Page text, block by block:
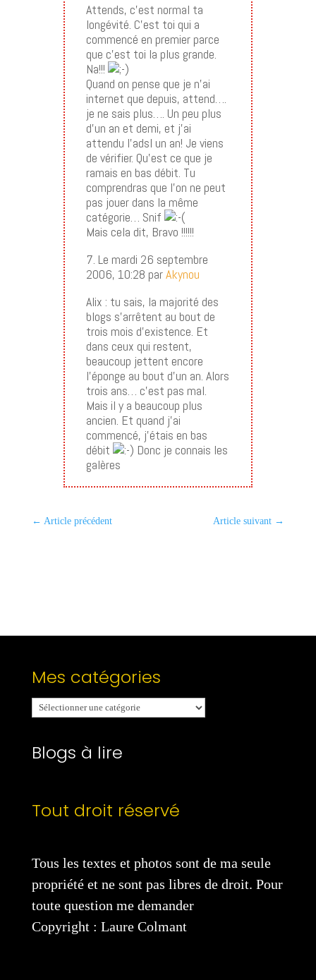
Attends, c’est normal ta
longévité. C’est toi qui a
commencé en premier parce
que c’est toi la plus grande.
Na!!!
Quand on pense que je n’ai
internet que depuis, attend….
je ne sais plus…. Un peu plus
d’un an et demi, et j’ai
attendu l’adsl un an! Je viens
de vérifier. Qu’est ce que je
ramais en bas débit. Tu
comprendras que l’on ne peut
pas jouer dans la même
catégorie… Snif
Mais cela dit, Bravo !!!!!!
7. Le mardi 26 septembre
2006, 10:28 parAkynou
Alix : tu sais, la majorité des
blogs s’arrêtent au bout de
trois mois d’existence. Et
dans ceux qui restent,
beaucoup jettent encore
l’éponge au bout d’un an. Alors
trois ans… c’est pas mal.
Mais il y a beaucoup plus
ancien. Et quand j’ai
commencé, j’étais en bas
débit
Donc je connais les
galères
← Article précédent Article suivant →
Mes catégories
Mes
catégories
Blogs à lire
Tout droit réservé
Tous les textes et photos sont de ma seule
propriété et ne sont pas libres de droit. Pour
toute question me demander
Copyright : Laure Colmant